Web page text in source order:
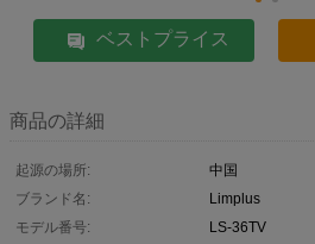
ベストプライス
商品の詳細
起源の場所:
中国
ブランド名:
Limplus
モデル番号:
LS-36TV